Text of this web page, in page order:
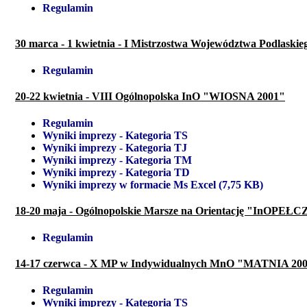
Regulamin
30 marca - 1 kwietnia - I Mistrzostwa Województwa
Regulamin
20-22 kwietnia - VIII Ogólnopolska InO "WIOSNA 2001"
Regulamin
Wyniki imprezy - Kategoria TS
Wyniki imprezy - Kategoria TJ
Wyniki imprezy - Kategoria TM
Wyniki imprezy - Kategoria TD
Wyniki imprezy w formacie Ms Excel (7,75 KB)
18-20 maja - Ogólnopolskie Marsze na Orientację
Regulamin
14-17 czerwca - X MP w Indywidualnych MnO "MATNIA
Regulamin
Wyniki imprezy - Kategoria TS